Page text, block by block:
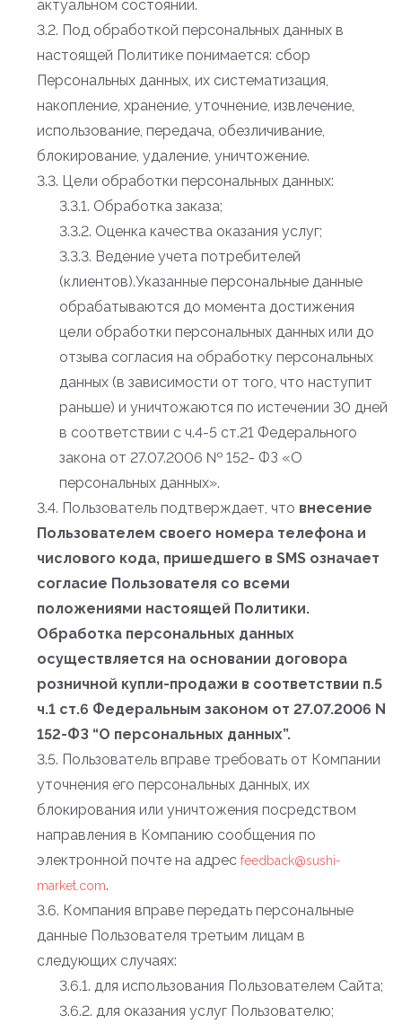
актуальном состоянии.
3.2. Под обработкой персональных данных в
настоящей Политике понимается: сбор
Персональных данных, их систематизация,
накопление, хранение, уточнение, извлечение,
использование, передача, обезличивание,
блокирование, удаление, уничтожение.
3.3. Цели обработки персональных данных:
3.3.1. Обработка заказа;
3.3.2. Оценка качества оказания услуг;
3.3.3. Ведение учета потребителей
(клиентов).Указанные персональные данные
обрабатываются до момента достижения
цели обработки персональных данных или до
отзыва согласия на обработку персональных
данных (в зависимости от того, что наступит
раньше) и уничтожаются по истечении 30 дней
в соответствии с ч.4-5 ст.21 Федерального
закона от 27.07.2006 № 152- ФЗ «О
персональных данных».
3.4. Пользователь подтверждает, что внесение
Пользователем своего номера телефона и
числового кода, пришедшего в SMS означает
согласие Пользователя со всеми
положениями настоящей Политики.
Обработка персональных данных
осуществляется на основании договора
розничной купли-продажи в соответствии п.5
ч.1 ст.6 Федеральным законом от 27.07.2006 N
152-ФЗ “О персональных данных”.
3.5. Пользователь вправе требовать от Компании
уточнения его персональных данных, их
блокирования или уничтожения посредством
направления в Компанию сообщения по
электронной почте на адрес feedback@sushi-
market.com.
3.6. Компания вправе передать персональные
данные Пользователя третьим лицам в
следующих случаях:
3.6.1. для использования Пользователем Сайта;
3.6.2. для оказания услуг Пользователю;